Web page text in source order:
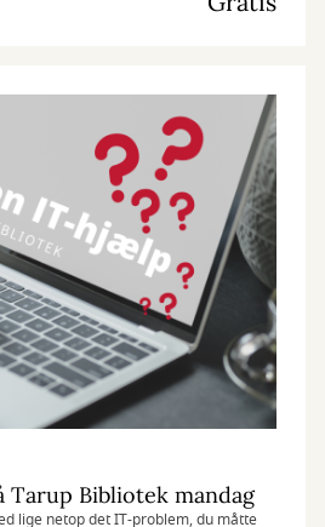
Bibliotek mandag
lige netop det IT-problem, du måtte